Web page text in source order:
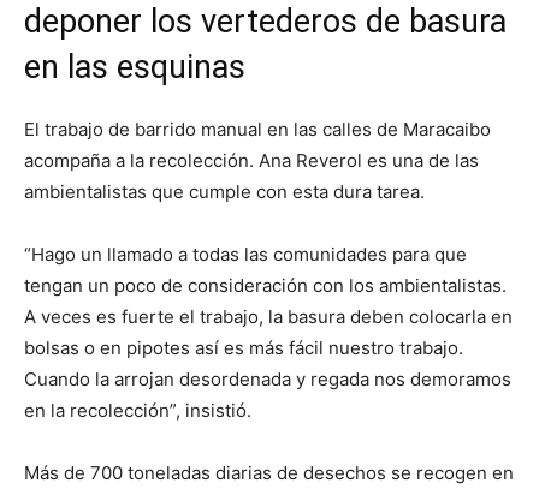
deponer los vertederos de basura
en las esquinas
El trabajo de barrido manual en las calles de Maracaibo
acompaña a la recolección. Ana Reverol es una de las
ambientalistas que cumple con esta dura tarea.
“Hago un llamado a todas las comunidades para que
tengan un poco de consideración con los ambientalistas.
A veces es fuerte el trabajo, la basura deben colocarla en
bolsas o en pipotes así es más fácil nuestro trabajo.
Cuando la arrojan desordenada y regada nos demoramos
en la recolección”, insistió.
Más de 700 toneladas diarias de desechos se recogen en